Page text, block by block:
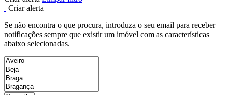
Criar alerta
Se não encontra o que procura, introduza o seu email para receber
notificações sempre que existir um imóvel com as características
abaixo selecionadas.